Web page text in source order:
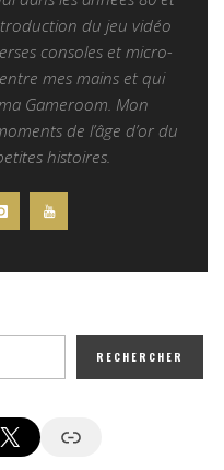
du jeu vidéo
consoles et micro-
mes mains et qui
Gameroom. Mon
de l’âge d’or du
histoires.
RECHERCHER
X Google News